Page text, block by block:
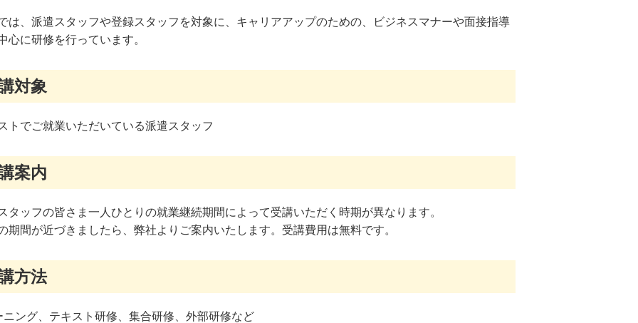
は、派遣スタッフや登録スタッフを対象に、キャリアアップのための、ビジネスマナーや面接指導
心に研修を行っています。
対象
トでご就業いただいている派遣スタッフ
案内
タッフの皆さま一人ひとりの就業継続期間によって受講いただく時期が異なります。
期間が近づきましたら、弊社よりご案内いたします。受講費用は無料です。
方法
ニング、テキスト研修、集合研修、外部研修など